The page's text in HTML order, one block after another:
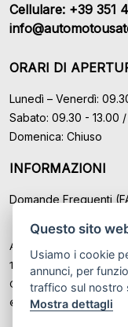
Questo sito
Usiamo i cookie
annunci, per
traffico sul nostro
Mostra dettagli
Cellulare: +39 351
ORARI DI
Lunedì – Venerdì:
Sabato: 09.30 - 13.00
Domenica: Chiuso
INFORMAZIONI
Domande Frequenti
Auto Moto Usate Roma
12489131008
Cod. Fisc. ed Iscr. al
© Another site by